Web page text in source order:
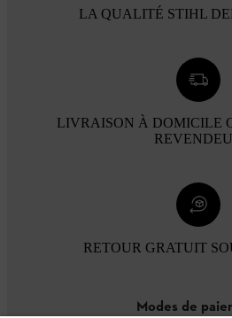
LA QUALITÉ STIHL
LIVRAISON À DOMICILE
RETOUR GRATUIT
Modes de